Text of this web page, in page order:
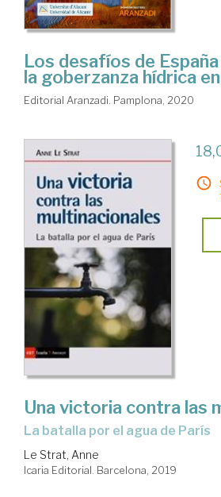
Los desafíos de
la goberzanza hídrica
Editorial Aranzadi. Pamplona, 2020
Una victoria contra las
la batalla por el agua de París
Le Strat, Anne
Icaria Editorial. Barcelona, 2019